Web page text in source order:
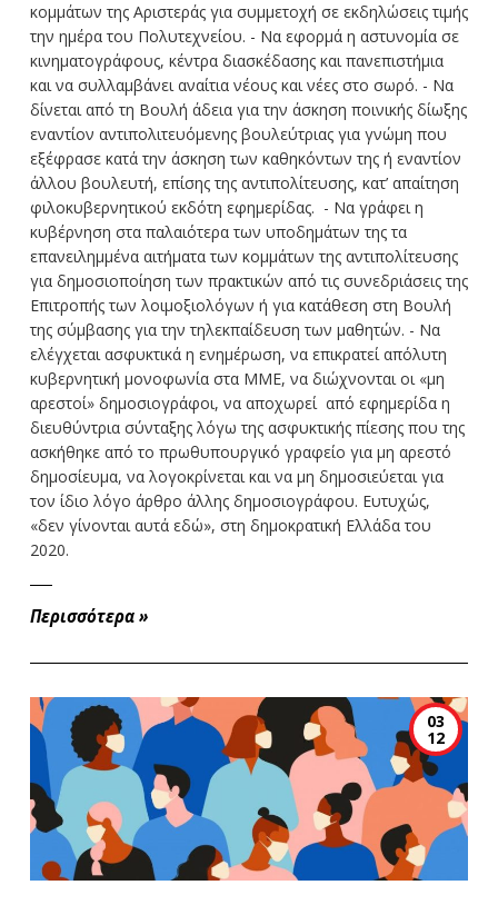
κομμάτων της Αριστεράς για συμμετοχή σε εκδηλώσεις τιμής
την ημέρα του Πολυτεχνείου. - Να εφορμά η αστυνομία σε
κινηματογράφους, κέντρα διασκέδασης και πανεπιστήμια
και να συλλαμβάνει αναίτια νέους και νέες στο σωρό. - Να
δίνεται από τη Βουλή άδεια για την άσκηση ποινικής δίωξης
εναντίον αντιπολιτευόμενης βουλεύτριας για γνώμη που
εξέφρασε κατά την άσκηση των καθηκόντων της ή εναντίον
άλλου βουλευτή, επίσης της αντιπολίτευσης, κατ’ απαίτηση
φιλοκυβερνητικού εκδότη εφημερίδας. - Να γράφει η
κυβέρνηση στα παλαιότερα των υποδημάτων της τα
επανειλημμένα αιτήματα των κομμάτων της αντιπολίτευσης
για δημοσιοποίηση των πρακτικών από τις συνεδριάσεις της
Επιτροπής των λοιμοξιολόγων ή για κατάθεση στη Βουλή
της σύμβασης για την τηλεκπαίδευση των μαθητών. - Να
ελέγχεται ασφυκτικά η ενημέρωση, να επικρατεί απόλυτη
κυβερνητική μονοφωνία στα ΜΜΕ, να διώχνονται οι «μη
αρεστοί» δημοσιογράφοι, να αποχωρεί από εφημερίδα η
διευθύντρια σύνταξης λόγω της ασφυκτικής πίεσης που της
ασκήθηκε από το πρωθυπουργικό γραφείο για μη αρεστό
δημοσίευμα, να λογοκρίνεται και να μη δημοσιεύεται για
τον ίδιο λόγο άρθρο άλλης δημοσιογράφου. Ευτυχώς,
«δεν γίνονται αυτά εδώ», στη δημοκρατική Ελλάδα του
2020.
Περισσότερα »
03
12